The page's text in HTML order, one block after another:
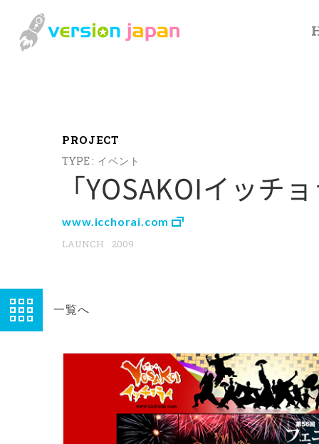
PROJECT
イベント
「YOSAKOIイッチ
www.icchorai.com
2009
一覧へ